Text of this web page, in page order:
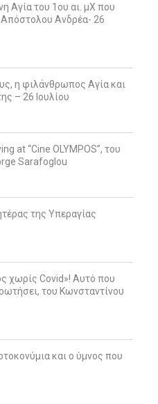
Αγία του 1ου αι. μΧ που
Ανδρέα- 26
η φιλάνθρωπος Αγία και
– 26 Ιουλίου
at “Cine OLYMPOS”, του
Sarafoglou
της Υπεραγίας
χωρίς Covid»! Αυτό που
του Κωνσταντίνου
και ο ύμνος που